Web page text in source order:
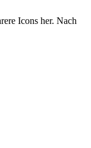
Icons her. Nach